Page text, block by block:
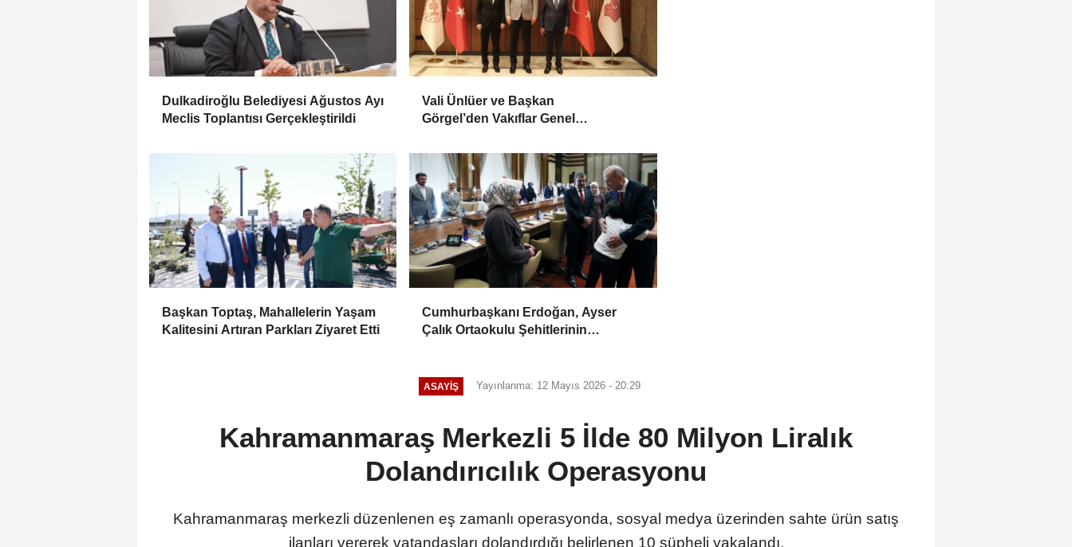
Dulkadiroğlu Belediyesi Ağustos Ayı
Meclis Toplantısı Gerçekleştirildi
Vali Ünlüer ve Başkan
Görgel’den Vakıflar Genel
Başkan Toptaş, Mahallelerin Yaşam
Kalitesini Artıran Parkları Ziyaret Etti
Cumhurbaşkanı Erdoğan, Ayser
Çalık Ortaokulu Şehitlerinin
ASAYİŞ Yayınlanma: 12 Mayıs 2026 - 20:29
Kahramanmaraş Merkezli 5 İlde 80 Milyon Liralık
Dolandırıcılık Operasyonu
Kahramanmaraş merkezli düzenlenen eş zamanlı operasyonda, sosyal medya üzerinden sahte ürün satış
ilanları vererek vatandaşları dolandırdığı belirlenen 10 şüpheli yakalandı.